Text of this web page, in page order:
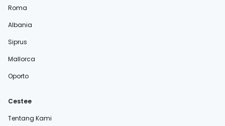
Roma
Albania
Siprus
Mallorca
Oporto
Cestee
Tentang Kami